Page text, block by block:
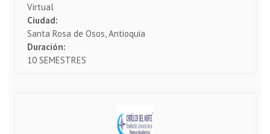
Virtual
Ciudad:
Santa Rosa de Osos, Antioquia
Duración:
10 SEMESTRES